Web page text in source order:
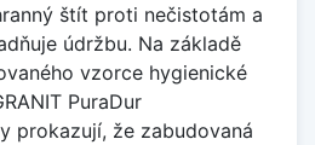
štít proti nečistotám a
údržbu. Na základě
vzorce hygienické
PuraDur
prokazují, že zabudovaná